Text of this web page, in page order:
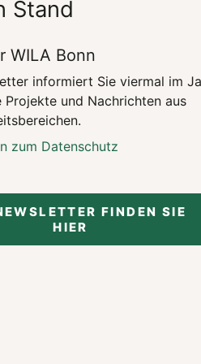
Stand
WILA Bonn
informiert Sie viermal im
Projekte und Nachrichten aus
zum Datenschutz
FINDEN SIE
HIER